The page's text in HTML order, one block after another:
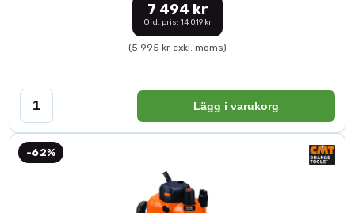
7 494 kr
Ord. pris: 14 019 kr
(5 995 kr exkl. moms)
Lägg i varukorg
-62%